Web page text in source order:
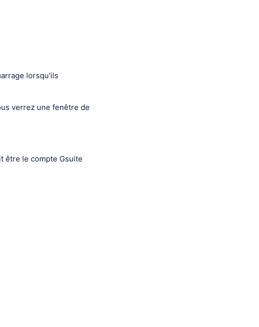
lorsqu'ils
verrez une fenêtre de
être le compte Gsuite